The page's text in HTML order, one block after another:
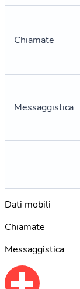
Chiamate
Messaggistica
Dati mobili
Chiamate
Messaggistica